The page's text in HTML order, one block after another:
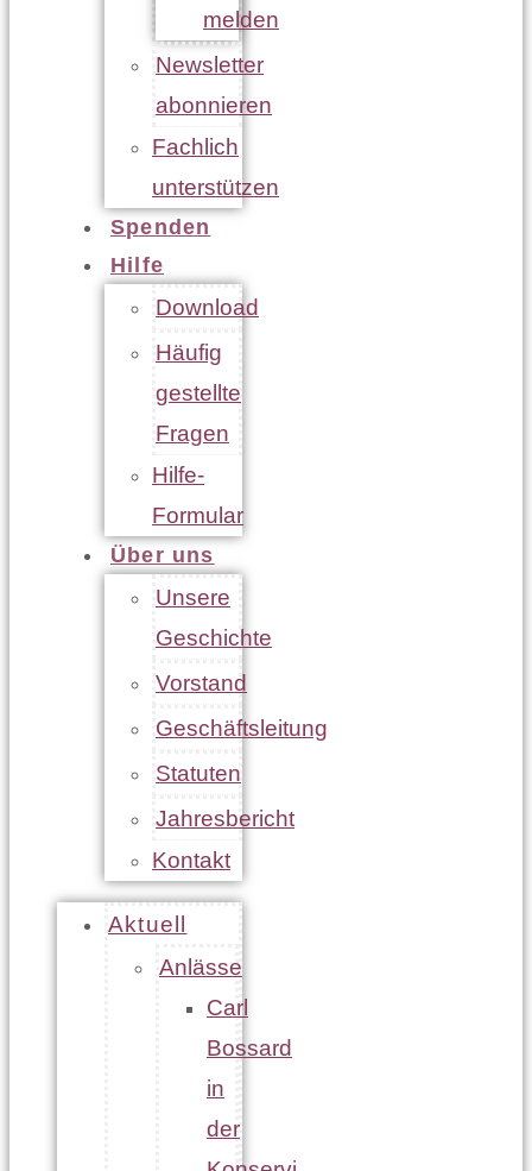
melden
Newsletter
abonnieren
Fachlich
unterstützen
Spenden
Hilfe
Download
Häufig
gestellte
Fragen
Hilfe-
Formular
Über uns
Unsere
Geschichte
Vorstand
Geschäftsleitung
Statuten
Jahresbericht
Kontakt
Aktuell
Anlässe
Carl
Bossard
in
der